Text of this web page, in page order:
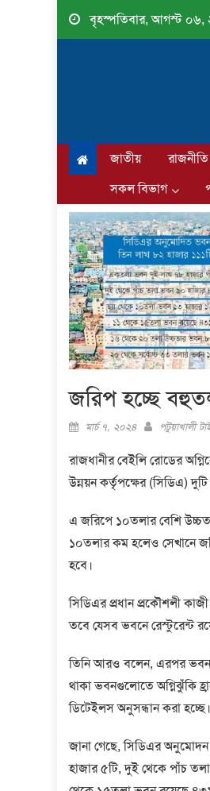
Skip
বৃহস্পতিবার, আগস্ট ০৬,
জাতীয় রাজনীতি
সকল বিভাগ
জরিপ হচ্ছে
Posted
মার্চ ৭, ২০২৪ Author
পটুয়াখালী
রাজধানীর বেইলি রোডের
উন্নয়ন কর্তৃপক্ষের (সিডিএ)
এ জরিপে ১০তলার বেশি
১০তলার কম হলেও সেখানে
হবে।
সিডিএর প্রধান প্রকৌশলী
তবে যেসব ভবনে রেস্টুরেন্ট
তিনি আরও বলেন, এরপর
থাকা ভবনগুলোতে অগ্নিঝুঁকি
ডিটেইলস অনুসন্ধান করা হচ্ছে।
জানা গেছে, সিডিএর
হাজার ৫টি, দুই থেকে পাঁচ